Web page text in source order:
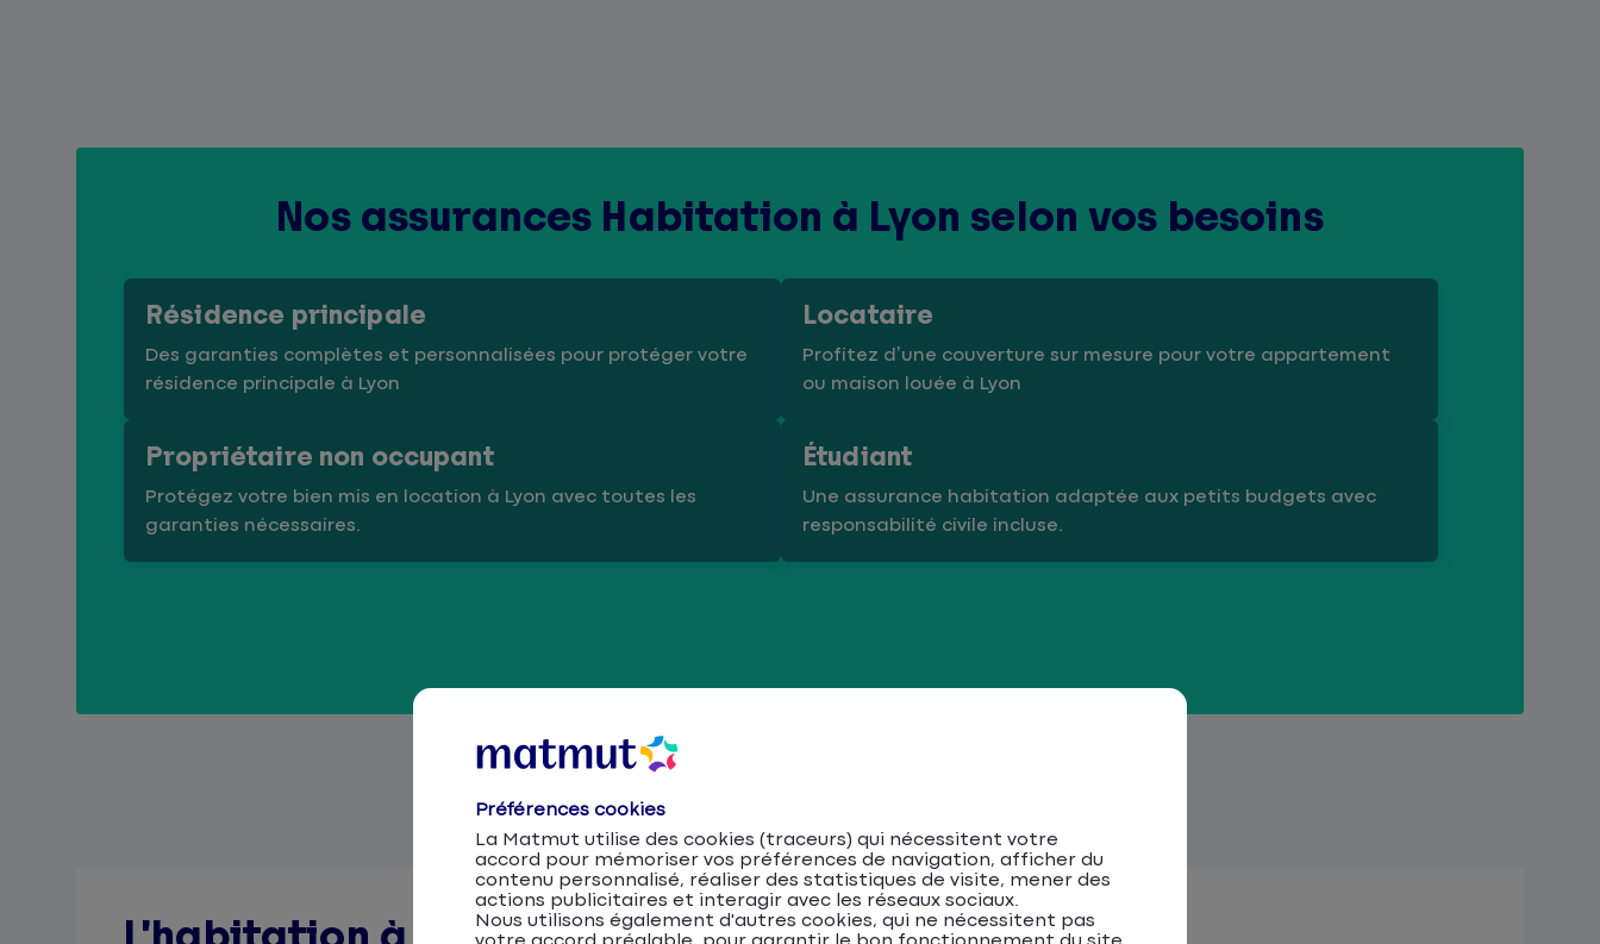
Nos assurances Habitation à Lyon selon vos besoins
Résidence principale
Des garanties complètes et personnalisées pour protéger votre
résidence principale à Lyon
Locataire
Profitez d’une couverture sur mesure pour votre appartement
ou maison louée à Lyon
Propriétaire non occupant
Protégez votre bien mis en location à Lyon avec toutes les
garanties nécessaires.
Étudiant
Une assurance habitation adaptée aux petits budgets avec
responsabilité civile incluse.
Préférences cookies
La Matmut utilise des cookies (traceurs) qui nécessitent votre
accord pour mémoriser vos préférences de navigation, afficher du
contenu personnalisé, réaliser des statistiques de visite, mener des
actions publicitaires et interagir avec les réseaux sociaux.
Nous utilisons également d'autres cookies, qui ne nécessitent pas